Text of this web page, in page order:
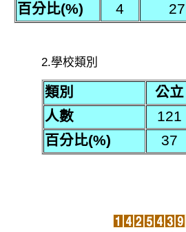
百分比(%)
4 27
2.學校類別
類別 公立
人數
121
百分比(%)
37